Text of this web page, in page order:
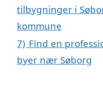
tilbygninger i
kommune
7) Find en
byer nær Søborg